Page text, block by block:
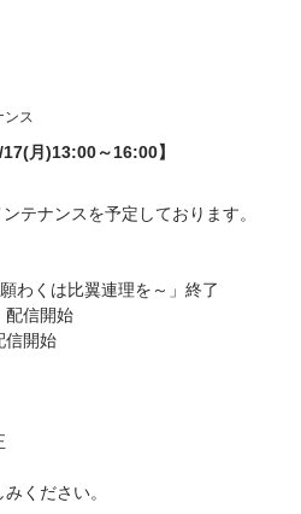
ンス
月)13:00～16:00】
テナンスを予定しております。
わくは比翼連理を～」終了
配信開始
信開始
ください。